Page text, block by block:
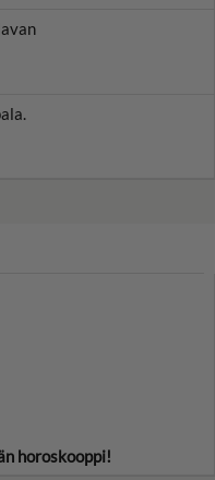
horoskooppi!